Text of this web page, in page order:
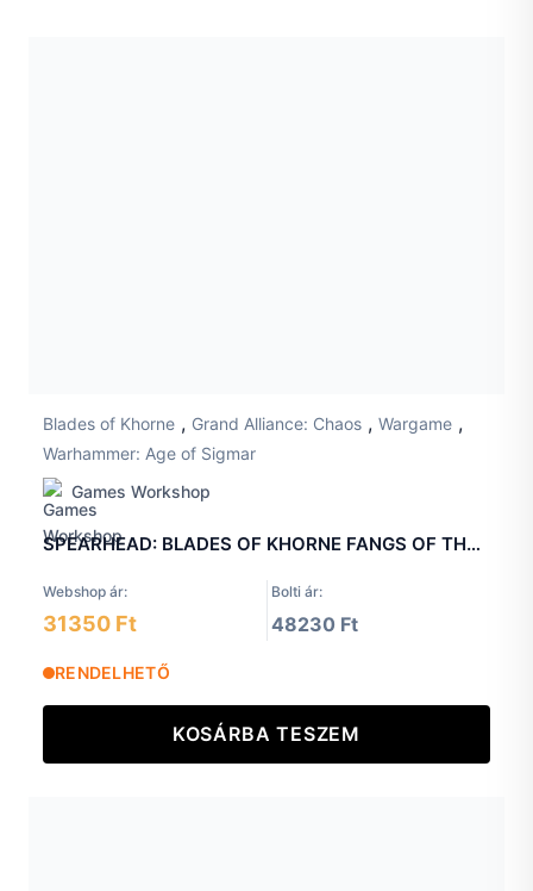
Blades of Khorne , Grand Alliance: Chaos , Wargame ,
Warhammer: Age of Sigmar
Games Workshop
SPEARHEAD: BLADES OF KHORNE FANGS OF THE BLOOD GOD
Webshop ár: Bolti ár:
31350 Ft 48230 Ft
RENDELHETŐ
KOSÁRBA TESZEM